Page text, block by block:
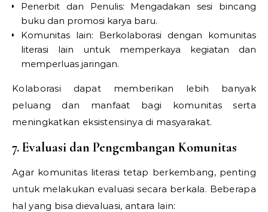
Penerbit dan Penulis: Mengadakan sesi bincang
buku dan promosi karya baru.
Komunitas lain: Berkolaborasi dengan komunitas
literasi lain untuk memperkaya kegiatan dan
memperluas jaringan.
Kolaborasi dapat memberikan lebih banyak
peluang dan manfaat bagi komunitas serta
meningkatkan eksistensinya di masyarakat.
7. Evaluasi dan Pengembangan Komunitas
Agar komunitas literasi tetap berkembang, penting
untuk melakukan evaluasi secara berkala. Beberapa
hal yang bisa dievaluasi, antara lain: